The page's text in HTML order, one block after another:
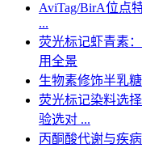
AviTag/BirA位点
...
荧光标记虾青素
用全景
生物素修饰半乳
荧光标记染料选
验选对 ...
丙酮酸代谢与疾